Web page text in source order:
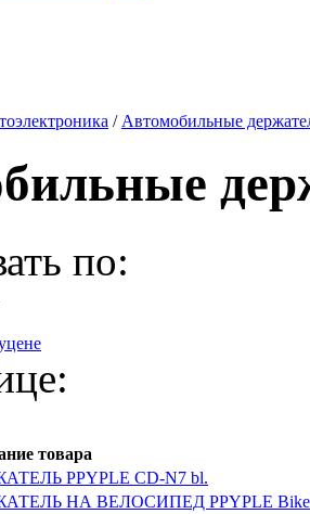
/ Автомобильные
по:
цене
товара
PPYPLE CD-N7 bl.
НА ВЕЛОСИПЕД PPYPLE Bike-